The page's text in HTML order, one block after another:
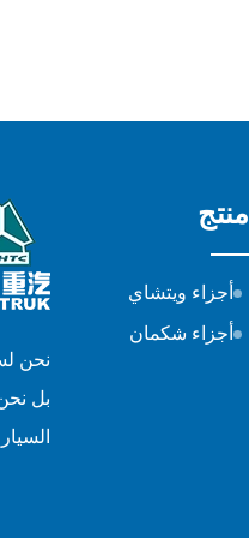
نحن
بل
منتج
أجزاء ويتشاي
أجزاء شكمان